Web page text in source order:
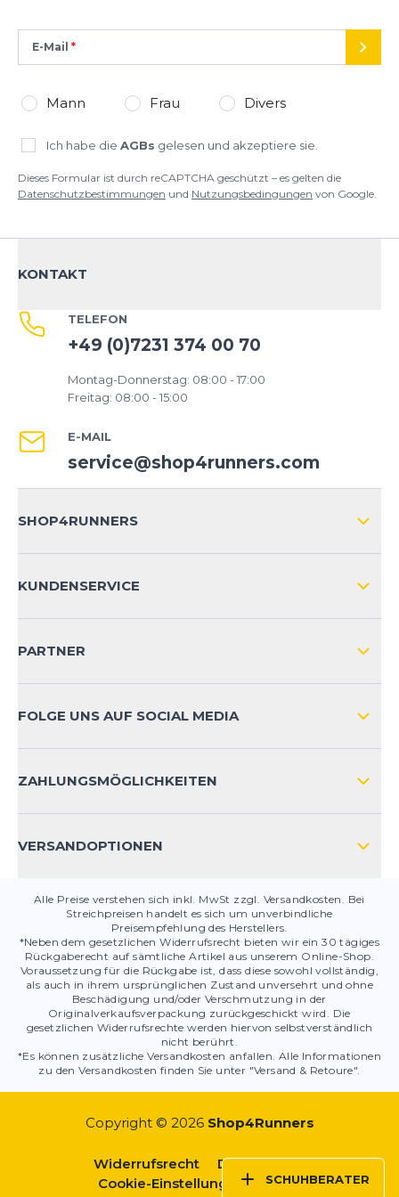
E-Mail
Mann Frau Divers
Ich habe die AGBs gelesen und akzeptiere sie.
Dieses Formular ist durch reCAPTCHA geschützt – es gelten die
Datenschutzbestimmungen und Nutzungsbedingungen von Google.
KONTAKT
TELEFON
+49 (0)7231 374 00 70
Montag-Donnerstag: 08:00 - 17:00
Freitag: 08:00 - 15:00
E-MAIL
service@shop4runners.com
SHOP4RUNNERS
KUNDENSERVICE
KONTAKT
PRODUKTSICHERHEIT
PARTNER
FOLGE UNS AUF SOCIAL MEDIA
ZAHLUNGSMÖGLICHKEITEN
VERSANDOPTIONEN
Alle Preise verstehen sich inkl. MwSt zzgl. Versandkosten. Bei
Streichpreisen handelt es sich um unverbindliche
Preisempfehlung des Herstellers.
*Neben dem gesetzlichen Widerrufsrecht bieten wir ein 30 tägiges
Rückgaberecht auf sämtliche Artikel aus unserem Online-Shop.
Voraussetzung für die Rückgabe ist, dass diese sowohl vollständig,
als auch in ihrem ursprünglichen Zustand unversehrt und ohne
Beschädigung und/oder Verschmutzung in der
Originalverkaufsverpackung zurückgeschickt wird. Die
gesetzlichen Widerrufsrechte werden hiervon selbstverständlich
nicht berührt.
*Es können zusätzliche Versandkosten anfallen. Alle Informationen
zu den Versandkosten finden Sie unter "Versand & Retoure".
Copyright © 2026 Shop4Runners
Widerrufsrecht
Datenschutz
Cookie-Einstellungen
AGBs
SCHUHBERATER